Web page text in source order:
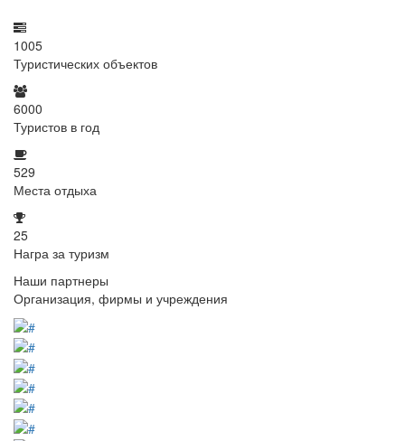
1005
Туристических объектов
6000
Туристов в год
529
Места отдыха
25
Награ за туризм
Наши партнеры
Организация, фирмы и учреждения